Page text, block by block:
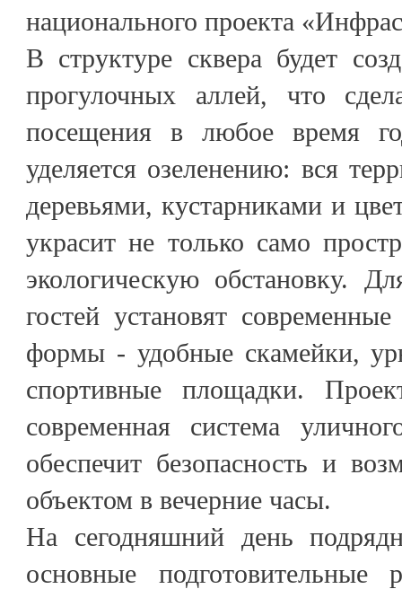
национального проекта
В структуре сквера будет
прогулочных аллей, что
посещения в любое время
уделяется озеленению: вся
деревьями, кустарниками и
украсит не только само
экологическую обстановку.
гостей установят
формы - удобные скамейки,
спортивные площадки.
современная система
обеспечит безопасность и
объектом в вечерние часы.
На сегодняшний день
основные подготовительные